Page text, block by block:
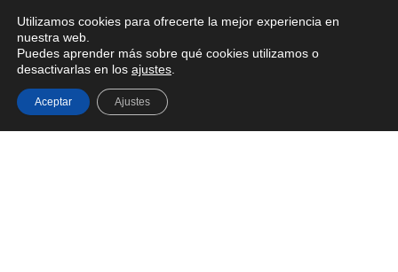
Utilizamos cookies para ofrecerte la mejor experiencia en
nuestra web.
Puedes aprender más sobre qué cookies utilizamos o
desactivarlas en los ajustes
Aceptar Ajustes